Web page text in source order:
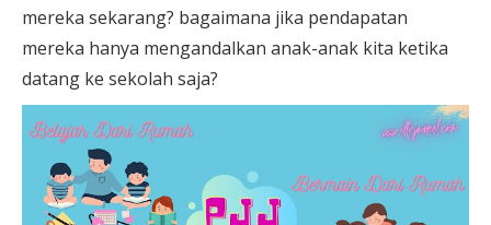
mereka sekarang? bagaimana jika pendapatan
mereka hanya mengandalkan anak-anak kita ketika
datang ke sekolah saja?